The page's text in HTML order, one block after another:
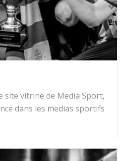
site vitrine de Media Sport,
dans les medias sportifs